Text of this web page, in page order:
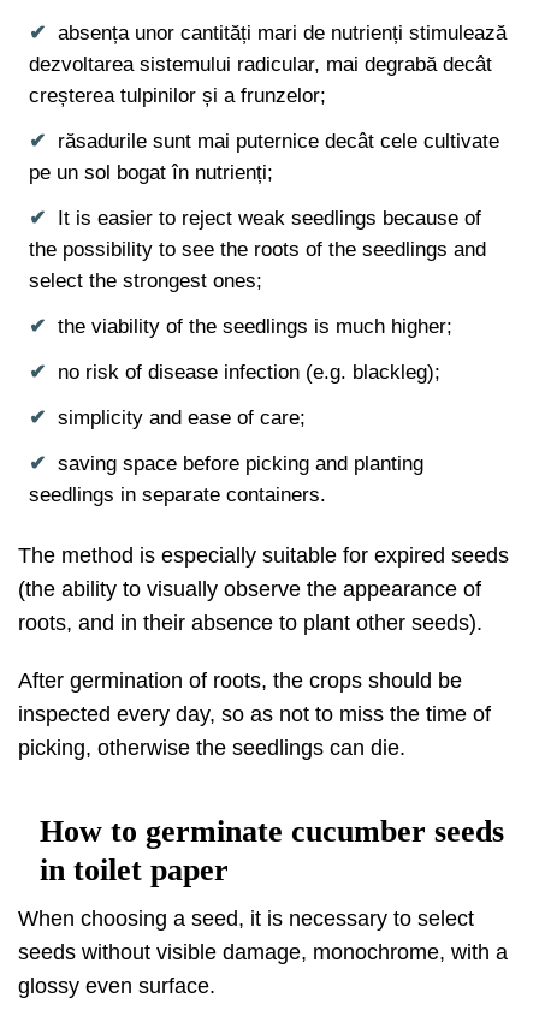
absența unor cantități mari de nutrienți stimulează
dezvoltarea sistemului radicular, mai degrabă decât
creșterea tulpinilor și a frunzelor;
răsadurile sunt mai puternice decât cele cultivate
pe un sol bogat în nutrienți;
It is easier to reject weak seedlings because of
the possibility to see the roots of the seedlings and
select the strongest ones;
the viability of the seedlings is much higher;
no risk of disease infection (e.g. blackleg);
simplicity and ease of care;
saving space before picking and planting
seedlings in separate containers.
The method is especially suitable for expired seeds
(the ability to visually observe the appearance of
roots, and in their absence to plant other seeds).
After germination of roots, the crops should be
inspected every day, so as not to miss the time of
picking, otherwise the seedlings can die.
How to germinate cucumber seeds
in toilet paper
When choosing a seed, it is necessary to select
seeds without visible damage, monochrome, with a
glossy even surface.